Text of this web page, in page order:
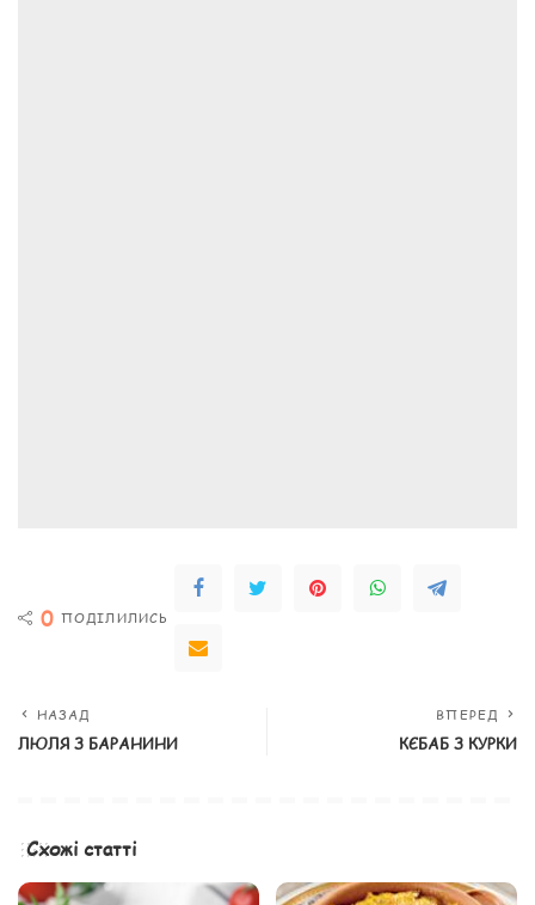
0 ПОДІЛИЛИСЬ
НАЗАД
ЛЮЛЯ З БАРАНИНИ
ВПЕРЕД
КЄБАБ З КУРКИ
Схожі статті